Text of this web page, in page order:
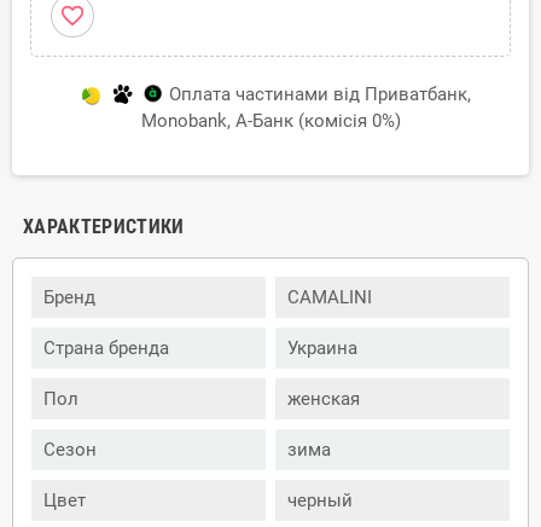
favorite_border
Оплата частинами від Приватбанк,
Monobank, А-Банк (комісія 0%)
ХАРАКТЕРИСТИКИ
Бренд CAMALINI
Страна бренда Украина
Пол женская
Сезон зима
Цвет черный